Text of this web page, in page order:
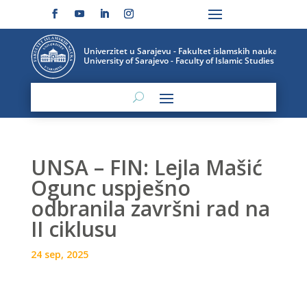
UNSA – FIN: Lejla Mašić
Ogunc uspješno
odbranila završni rad na
II ciklusu
24 sep, 2025